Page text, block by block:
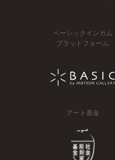
ベーシックインカム
プラットフォーム
アート基金